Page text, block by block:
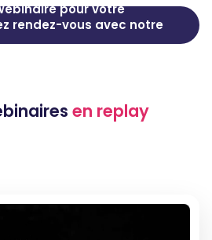
pour votre
rendez-vous avec notre
en replay